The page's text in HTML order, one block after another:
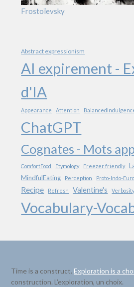
Frostoïevsky
Abstract expressionism
AI expirement -
d'IA
Appearance Attention
ChatGPT
Cognates - Mots
ComfortFood Etymology Freezer friendly
MindfulEating Perception Proto-Indo-
Recipe Refresh Valentine's
Vocabulary-
Time is a construct.Exploration is a
construction. L’exploration, un choix.